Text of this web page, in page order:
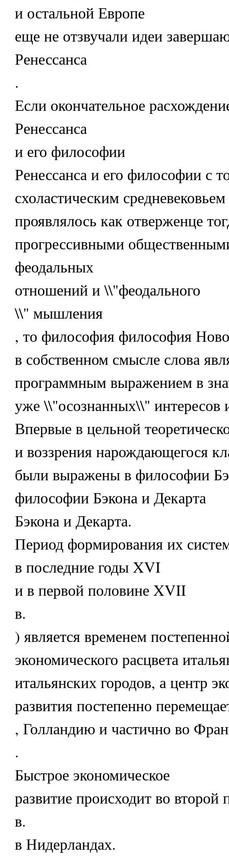
и остальной Европе
еще не отзвучали идеи
Ренессанса
.
Если окончательное
Ренессанса
и его философии
Ренессанса и его философии с
схоластическим средневековьем
проявлялось как отверженце
прогрессивными
феодальных
отношений и \\"феодального
\\" мышления
, то философия философия
в собственном смысле слова
программным выражением в
уже \\"осознанных\\" интересов
Впервые в цельной
и воззрения нарождающегося
были выражены в философии
философии Бэкона и Декарта
Бэкона и Декарта.
Период формирования их
в последние годы XVI
и в первой половине XVII
в.
) является временем
экономического расцвета
итальянских городов, а центр
развития постепенно
, Голландию и частично во
.
Быстрое экономическое
развитие происходит во
в.
в Нидерландах.